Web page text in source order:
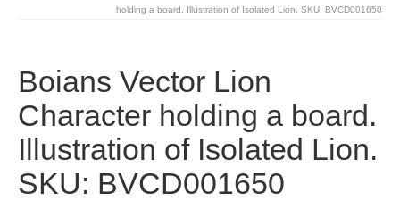
holding a board. Illustration of Isolated Lion. SKU: BVCD001650
Boians Vector Lion
Character holding a board.
Illustration of Isolated Lion.
SKU: BVCD001650